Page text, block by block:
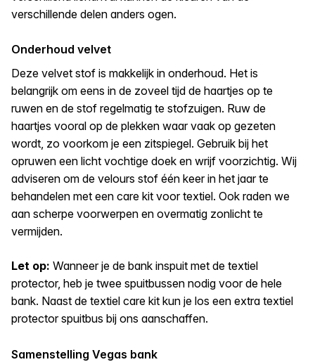
verschillende delen anders ogen.
Onderhoud velvet
Deze velvet stof is makkelijk in onderhoud. Het is
belangrijk om eens in de zoveel tijd de haartjes op te
ruwen en de stof regelmatig te stofzuigen. Ruw de
haartjes vooral op de plekken waar vaak op gezeten
wordt, zo voorkom je een zitspiegel. Gebruik bij het
opruwen een licht vochtige doek en wrijf voorzichtig. Wij
adviseren om de velours stof één keer in het jaar te
behandelen met een care kit voor textiel. Ook raden we
aan scherpe voorwerpen en overmatig zonlicht te
vermijden.
Let op: Wanneer je de bank inspuit met de textiel
protector, heb je twee spuitbussen nodig voor de hele
bank. Naast de textiel care kit kun je los een extra textiel
protector spuitbus bij ons aanschaffen.
Samenstelling Vegas bank